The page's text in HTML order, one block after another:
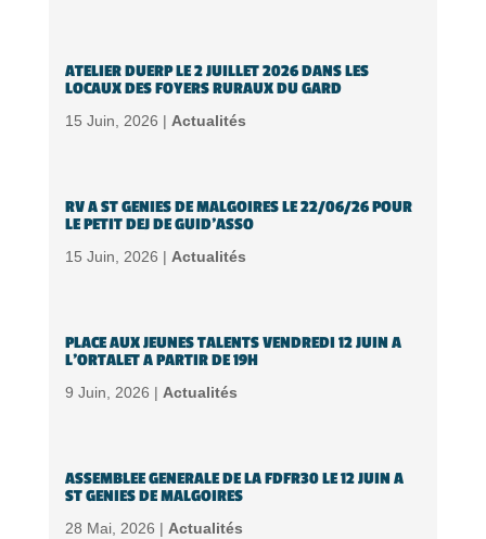
ATELIER DUERP LE 2 JUILLET 2026 DANS LES
LOCAUX DES FOYERS RURAUX DU GARD
15 Juin, 2026 | Actualités
RV A ST GENIES DE MALGOIRES LE 22/06/26 POUR
LE PETIT DEJ DE GUID’ASSO
15 Juin, 2026 | Actualités
PLACE AUX JEUNES TALENTS VENDREDI 12 JUIN A
L’ORTALET A PARTIR DE 19H
9 Juin, 2026 | Actualités
ASSEMBLEE GENERALE DE LA FDFR30 LE 12 JUIN A
ST GENIES DE MALGOIRES
28 Mai, 2026 | Actualités